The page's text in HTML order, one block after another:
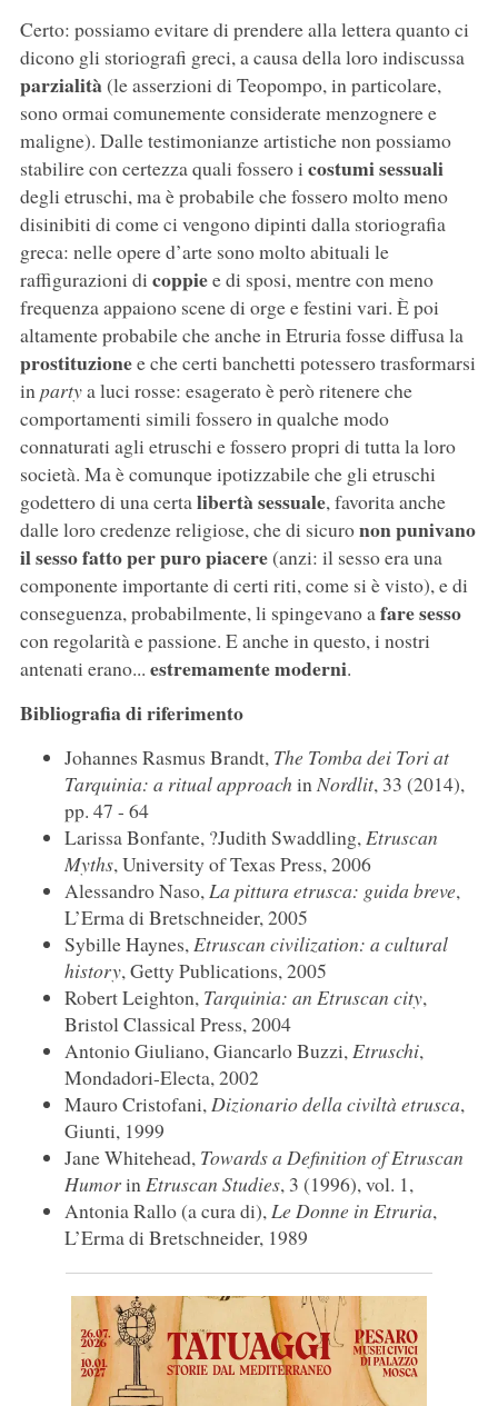
Certo: possiamo evitare di prendere alla lettera quanto ci
dicono gli storiografi greci, a causa della loro indiscussa
parzialità(le asserzioni di Teopompo, in particolare,
sono ormai comunemente considerate menzognere e
maligne). Dalle testimonianze artistiche non possiamo
stabilire con certezza quali fossero i costumi sessuali
degli etruschi, ma è probabile che fossero molto meno
disinibiti di come ci vengono dipinti dalla storiografia
greca: nelle opere d’arte sono molto abituali le
raffigurazioni di coppiee di sposi, mentre con meno
frequenza appaiono scene di orge e festini vari. È poi
altamente probabile che anche in Etruria fosse diffusa la
prostituzionee che certi banchetti potessero trasformarsi
inpartya luci rosse: esagerato è però ritenere che
comportamenti simili fossero in qualche modo
connaturati agli etruschi e fossero propri di tutta la loro
società. Ma è comunque ipotizzabile che gli etruschi
godettero di una certalibertà sessuale, favorita anche
dalle loro credenze religiose, che di sicuronon punivano
il sesso fatto per puro piacere(anzi: il sesso era una
componente importante di certi riti, come si è visto), e di
conseguenza, probabilmente, li spingevano afare sesso
con regolarità e passione. E anche in questo, i nostri
antenati erano... estremamente moderni.
Bibliografia di riferimento
Johannes Rasmus Brandt, The Tomba dei Tori at
Tarquinia: a ritual approach inNordlit, 33 (2014),
pp. 47 - 64
Larissa Bonfante, ?Judith Swaddling,Etruscan
Myths, University of Texas Press, 2006
Alessandro Naso,La pittura etrusca: guida breve,
L’Erma di Bretschneider, 2005
Sybille Haynes,Etruscan civilization: a cultural
history, Getty Publications, 2005
Robert Leighton, Tarquinia: an Etruscan city,
Bristol Classical Press, 2004
Antonio Giuliano, Giancarlo Buzzi,Etruschi,
Mondadori-Electa, 2002
Mauro Cristofani,Dizionario della civiltà etrusca,
Giunti, 1999
Jane Whitehead, Towards a Definition of Etruscan
HumorinEtruscan Studies, 3 (1996), vol. 1,
Antonia Rallo (a cura di),Le Donne in Etruria,
L’Erma di Bretschneider, 1989